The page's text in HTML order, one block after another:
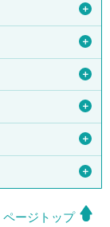
＋
＋
＋
＋
＋
＋
ページトップ